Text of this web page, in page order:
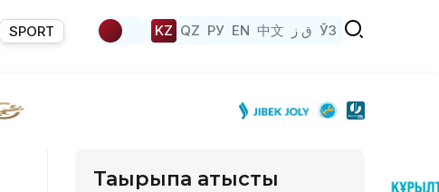
SPORT KZ QZ РУ EN 中文 ق ز ЎЗ
Тақырыпқа қатысты